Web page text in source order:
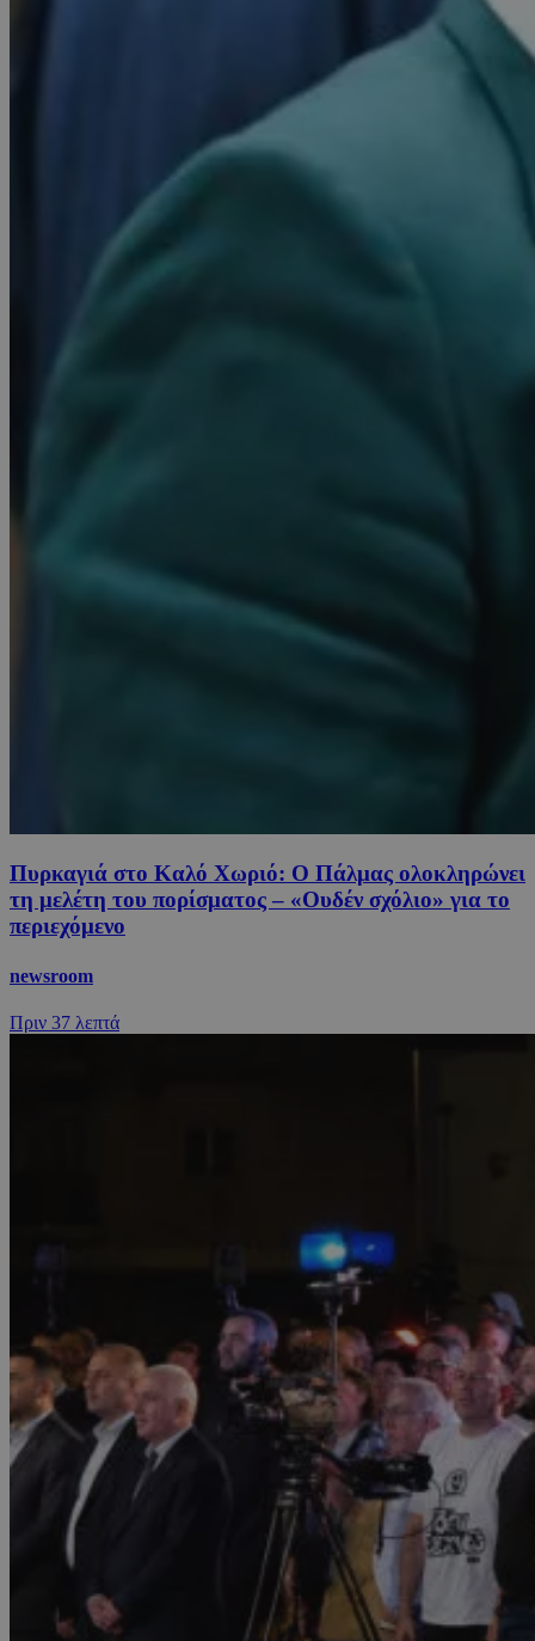
Πυρκαγιά στο Καλό Χωριό: Ο Πάλμας ολοκληρώνει
τη μελέτη του πορίσματος – «Ουδέν σχόλιο» για το
περιεχόμενο
newsroom
Πριν 37 λεπτά